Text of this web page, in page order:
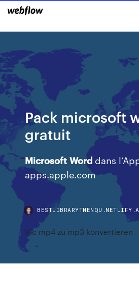
Pack microsoft
gratuit
Microsoft Word dans
apps.apple.com
Vlc mp4 zu mp3 konvertieren